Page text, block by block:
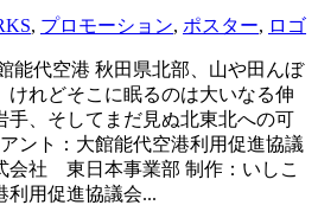
, プロモーション, ポスター, ロゴ
能代空港 秋田県北部、山や田んぼ
けれどそこに眠るのは大いなる伸
手、そしてまだ見ぬ北東北への可
ント：大館能代空港利用促進協議
会社 東日本事業部 制作：いしこ
利用促進協議会...